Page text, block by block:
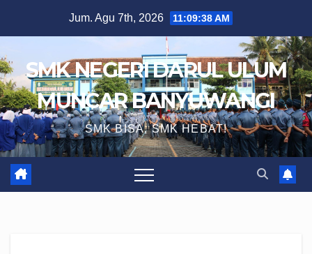
Jum. Agu 7th, 2026 11:09:39 AM
SMK NEGERI DARUL ULUM
MUNCAR BANYUWANGI
SMK BISA, SMK HEBAT!